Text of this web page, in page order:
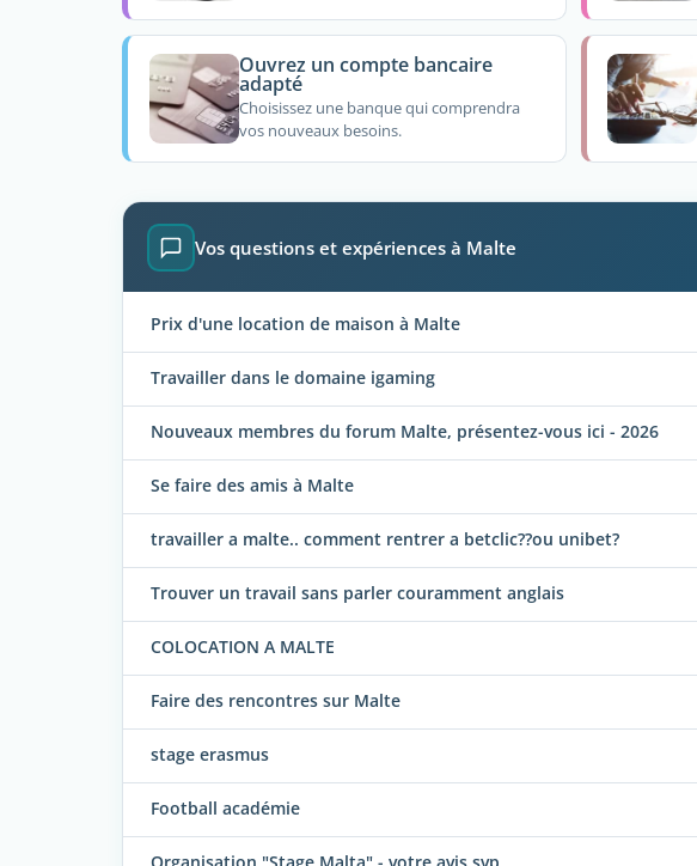
Ouvrez un compte bancaire
adapté
Choisissez une banque qui comprendra
vos nouveaux besoins.
Vos questions et expériences à Malte
Prix d'une location de maison à Malte
Travailler dans le domaine igaming
Nouveaux membres du forum Malte, présentez-vous ici - 2026
Se faire des amis à Malte
travailler a malte.. comment rentrer a betclic??ou unibet?
Trouver un travail sans parler couramment anglais
COLOCATION A MALTE
Faire des rencontres sur Malte
stage erasmus
Football académie